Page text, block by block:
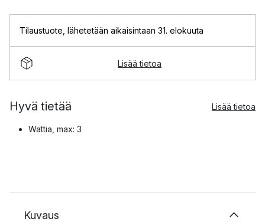
Tilaustuote lähetetään aikaisintaan 31. elokuuta
Lisää tietoa
Hyvä tietää Lisää tietoa
Wattia, max: 3
Kuvaus